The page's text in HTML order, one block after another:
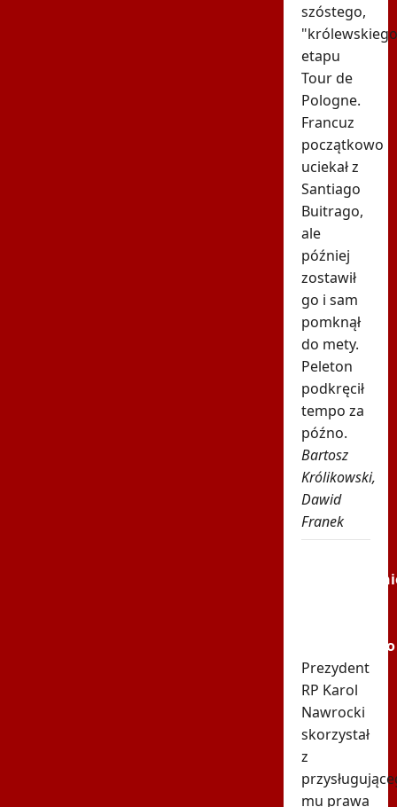
szóstego,
etapu
Tour de
Pologne.
Francuz
początkowo
uciekał z
Santiago
Buitrago,
ale
później
zostawił
go i sam
pomknął
do mety.
Peleton
podkręcił
tempo za
późno.
Bartosz
Królikowski,
Dawid
Franek
Nawrockiego
Prezydent
RP Karol
Nawrocki
skorzystał
z
mu prawa